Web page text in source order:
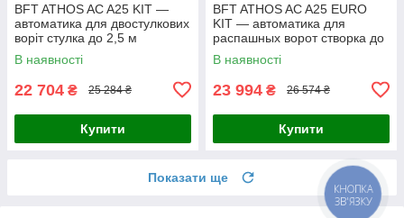
BFT ATHOS AC A25 KIT —
автоматика для двостулкових
воріт стулка до 2,5 м
В наявності
22 704 ₴ 25 284 ₴
Купити
BFT ATHOS AC A25 EURO
KIT — автоматика для
распашных ворот створка до
2,5 м
В наявності
23 994 ₴ 26 574 ₴
Купити
Показати ще
КНОПКА
ЗВ'ЯЗКУ